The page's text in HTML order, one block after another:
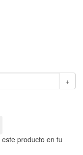
+
producto en tu